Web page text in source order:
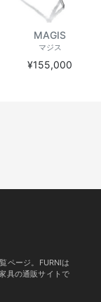
MAGIS
マジス
¥155,000
ページ。FURNIは
具の通販サイトで